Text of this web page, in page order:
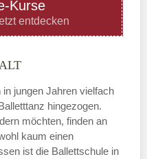
HINZUFÜGEN
Kurse
entdecken
jungen Jahren vielfach
hingezogen.
möchten, finden an
kaum einen
ist die Ballettschule in